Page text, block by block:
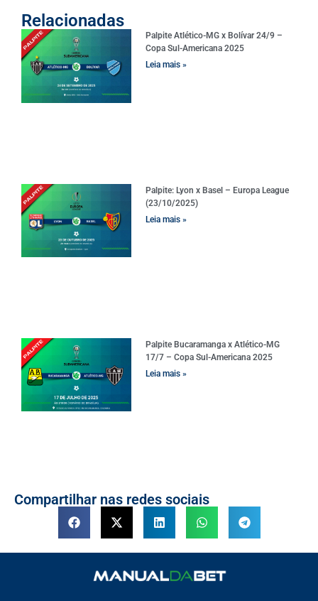
Relacionadas
Palpite Atlético-MG x Bolívar 24/9 –
Copa Sul-Americana 2025
Leia mais »
Palpite: Lyon x Basel – Europa League
(23/10/2025)
Leia mais »
Palpite Bucaramanga x Atlético-MG
17/7 – Copa Sul-Americana 2025
Leia mais »
Compartilhar nas redes sociais